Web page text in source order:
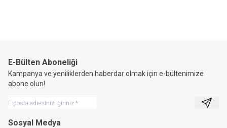
E-Bülten Aboneliği
Kampanya ve yeniliklerden haberdar olmak için e-bültenimize
abone olun!
Kayıt
Sosyal Medya